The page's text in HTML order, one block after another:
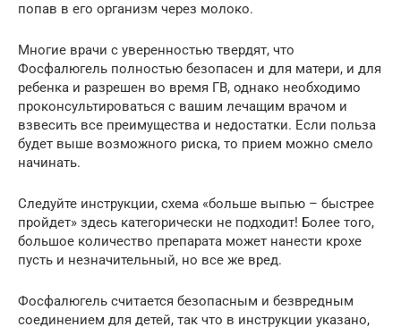
попав в его организм через молоко.
Многие врачи с уверенностью твердят, что
Фосфалюгель полностью безопасен и для матери, и для
ребенка и разрешен во время ГВ, однако необходимо
проконсультироваться с вашим лечащим врачом и
взвесить все преимущества и недостатки. Если польза
будет выше возможного риска, то прием можно смело
начинать.
Следуйте инструкции, схема «больше выпью – быстрее
пройдет» здесь категорически не подходит! Более того,
большое количество препарата может нанести крохе
пусть и незначительный, но все же вред.
Фосфалюгель считается безопасным и безвредным
соединением для детей, так что в инструкции указано,